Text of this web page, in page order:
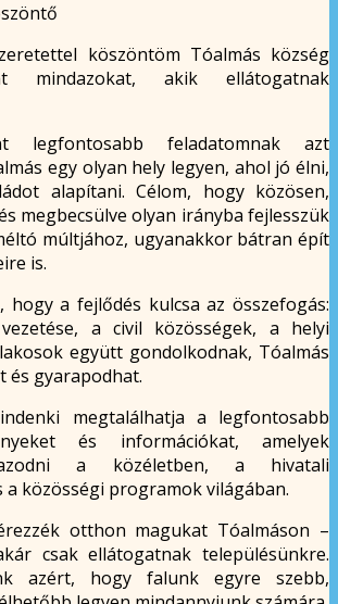
köszöntöm Tóalmás község
mindazokat, akik ellátogatnak
legfontosabb feladatomnak azt
egy olyan hely legyen, ahol jó élni,
alapítani. Célom, hogy közösen,
megbecsülve olyan irányba fejlesszük
múltjához, ugyanakkor bátran épít
is.
hogy a fejlődés kulcsa az összefogás:
a civil közösségek, a helyi
együtt gondolkodnak, Tóalmás
és gyarapodhat.
megtalálhatja a legfontosabb
és információkat, amelyek
a közéletben, a hivatali
a közösségi programok világában.
otthon magukat Tóalmáson –
csak ellátogatnak településünkre.
azért, hogy falunk egyre szebb,